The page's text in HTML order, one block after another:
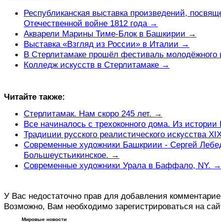
Республиканская выставка произведений,
Отечественной войне 1812 года →
Акварели Марины Тиме-Блок в Башкирии →
Выставка «Взгляд из России» в Италии →
В Стерлитамаке прошёл фестиваль молодёжного
Колледж искусств в Стерлитамаке →
Читайте также:
Стерлитамак. Нам скоро 245 лет. →
Все начиналось с трехоконного дома. Из
Традиции русского реалистического искусства
Современные художники Башкриии - Сергей
Большеустьикинское. →
Современные художники Урала в Баффало, NY. →
У Вас недостаточно прав для добавления
Возможно, Вам необходимо зарегистрироваться на
Мировые новости